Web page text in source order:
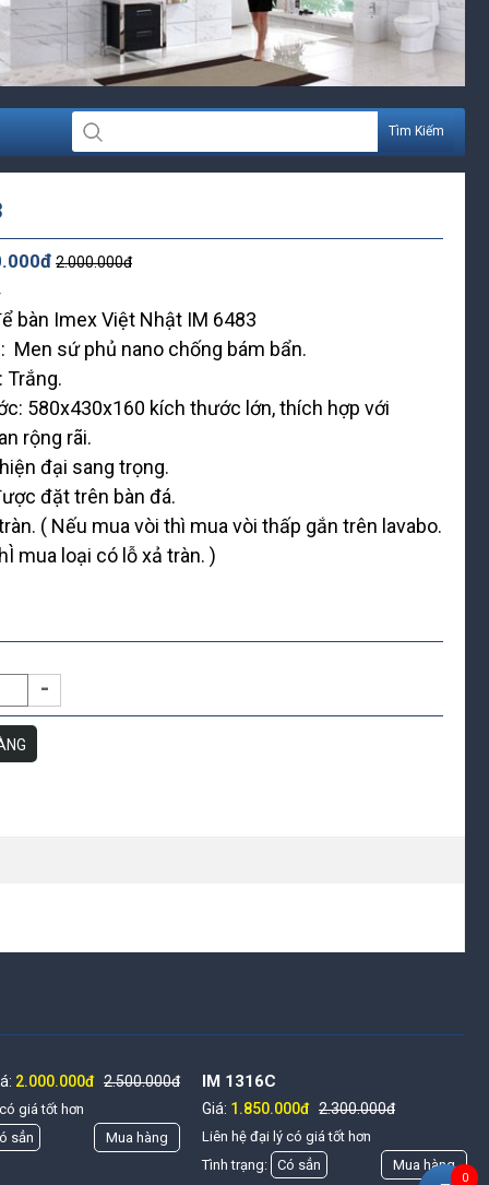
Tìm Kiếm
2.000.000đ
bàn Imex Việt Nhật IM 6483
Men sứ phủ nano chống bám bẩn.
Trắng.
580x430x160 kích thước lớn, thích hợp với
rộng rãi.
đại sang trọng.
đặt trên bàn đá.
( Nếu mua vòi thì mua vòi thấp gắn trên lavabo.
mua loại có lỗ xả tràn. )
-
2.000.000đ 2.500.000đ
giá tốt hơn
sẳn
Mua hàng
IM 1316C
Giá: 1.850.000đ 2.300.000đ
Liên hệ đại lý có giá tốt hơn
Tình trạng: Có sẳn Mua hàng
0